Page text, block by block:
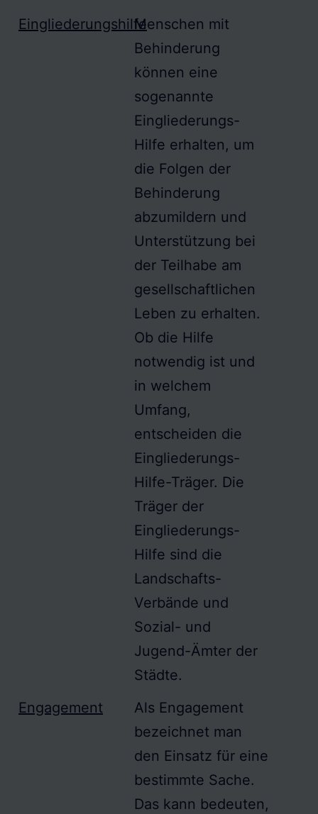
EingliederungshilfeMenschen mit
Behinderung
können eine
sogenannte
Eingliederungs-
Hilfe erhalten, um
die Folgen der
Behinderung
abzumildern und
Unterstützung bei
der Teilhabe am
gesellschaftlichen
Leben zu erhalten.
Ob die Hilfe
notwendig ist und
in welchem
Umfang,
entscheiden die
Eingliederungs-
Hilfe-Träger. Die
Träger der
Eingliederungs-
Hilfe sind die
Landschafts-
Verbände und
Sozial- und
Jugend-Ämter der
Städte.
Engagement
Als Engagement
bezeichnet man
den Einsatz für eine
bestimmte Sache.
Das kann bedeuten,